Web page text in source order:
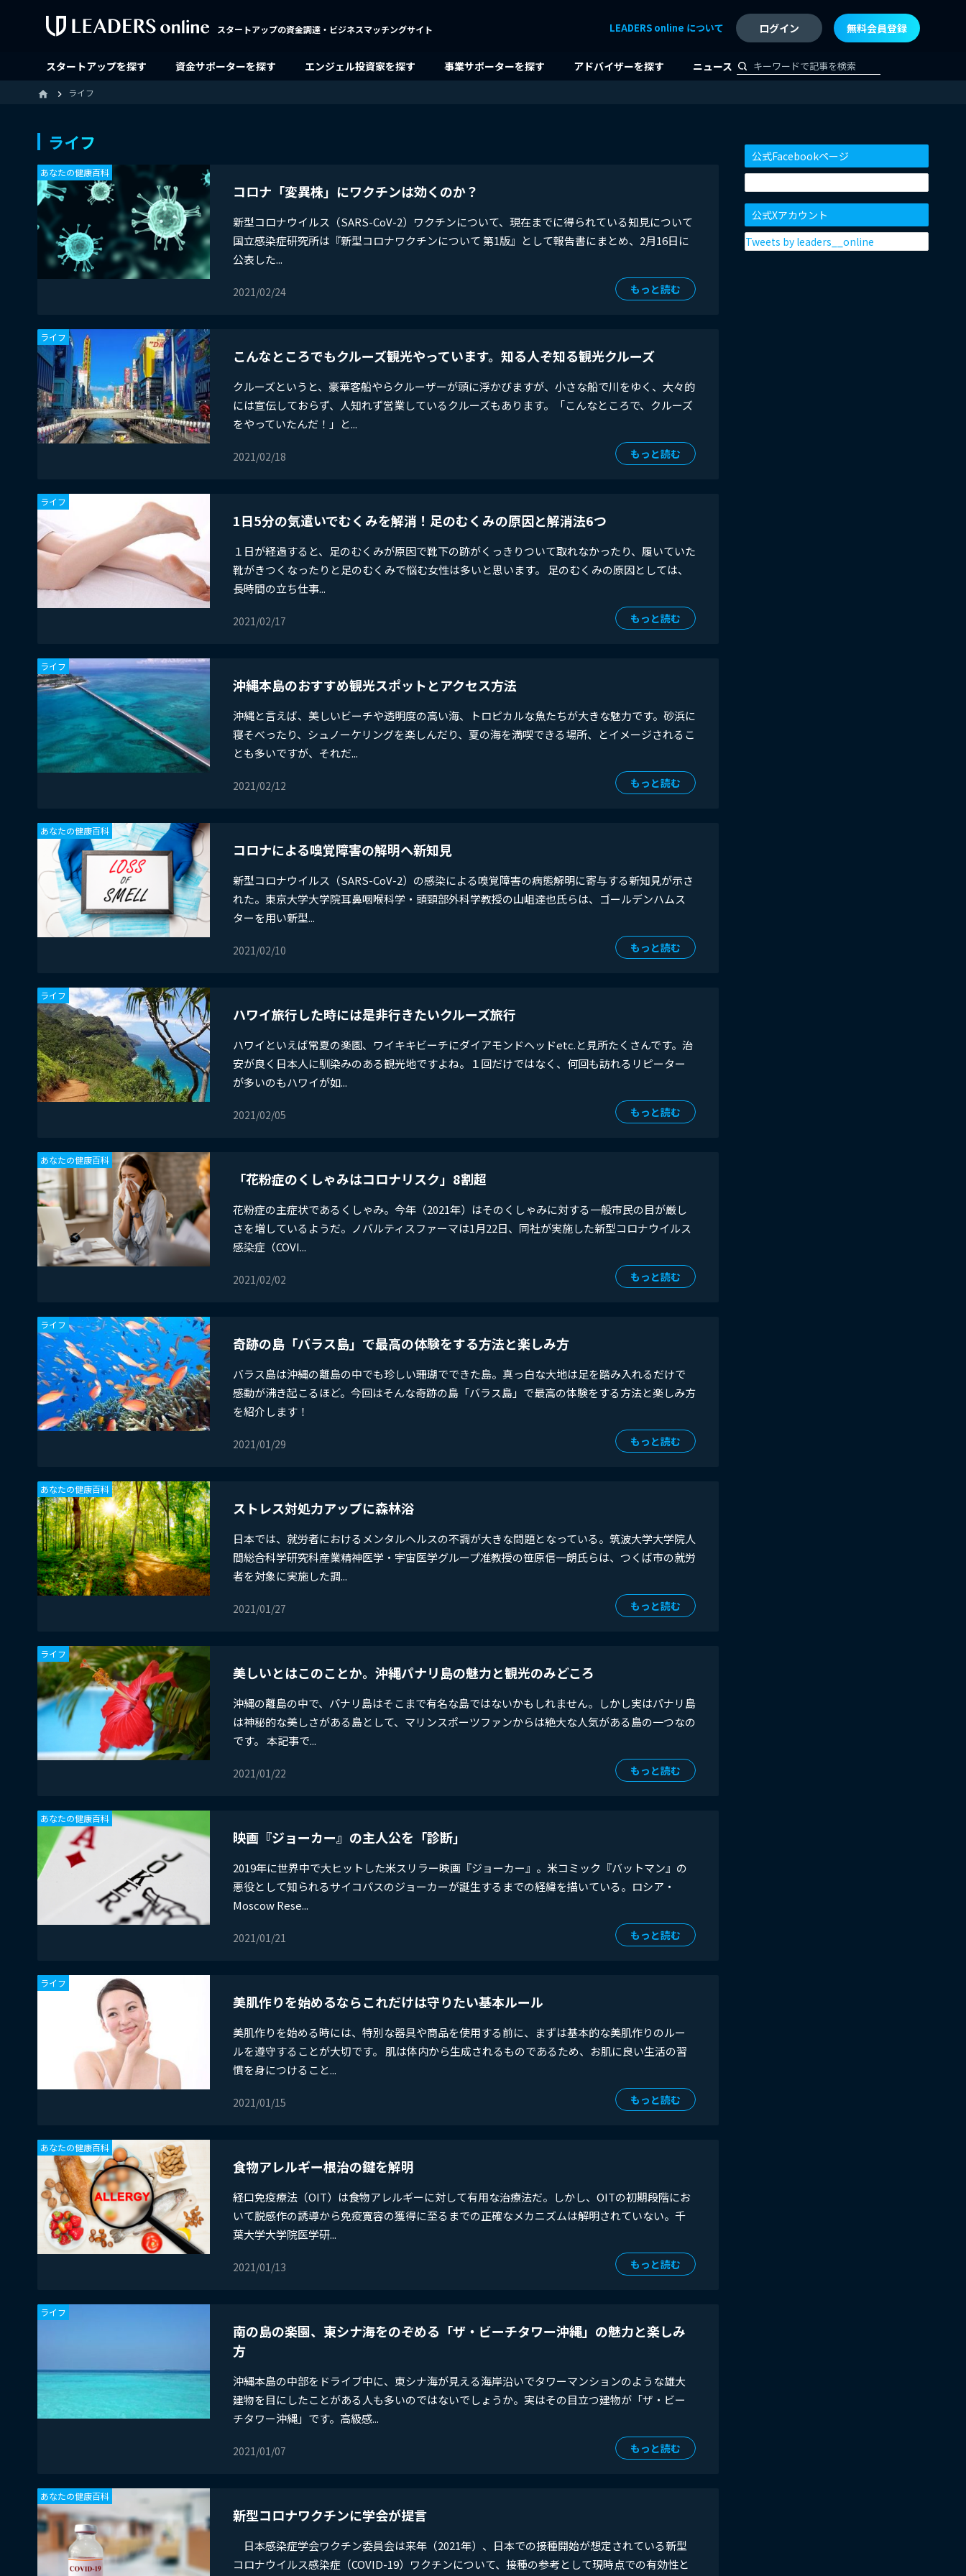
スタートアップの資金調達・ビジネスマッチングサイト ログイン 無料会員登録
スタートアップを探す 資金サポーターを探す エンジェル投資家を探す 事業サポーターを探す アドバイザーを探す ニュース
LEADERS online について
home ライフ
ライフ
コロナ「変異株」にワクチンは効くのか？
​新型コロナウイルス（SARS-CoV-2）ワクチンについて、現在までに得られている知見について
国立感染症研究所は『新型コロナワクチンについて 第1版』として報告書にまとめ、2月16日に
公表した...
2021/02/24 もっと読む
あなたの健康百科
こんなところでもクルーズ観光やっています。知る人ぞ知る観光クルーズ
クルーズというと、豪華客船やらクルーザーが頭に浮かびますが、小さな船で川をゆく、大々的
には宣伝しておらず、人知れず営業しているクルーズもあります。「こんなところで、クルーズ
をやっていたんだ！」と...
2021/02/18 もっと読む
ライフ
1日5分の気遣いでむくみを解消！足のむくみの原因と解消法6つ
１日が経過すると、足のむくみが原因で靴下の跡がくっきりついて取れなかったり、履いていた
靴がきつくなったりと足のむくみで悩む女性は多いと思います。 足のむくみの原因としては、
長時間の立ち仕事...
2021/02/17 もっと読む
ライフ
沖縄本島のおすすめ観光スポットとアクセス方法
沖縄と言えば、美しいビーチや透明度の高い海、トロピカルな魚たちが大きな魅力です。砂浜に
寝そべったり、シュノーケリングを楽しんだり、夏の海を満喫できる場所、とイメージされるこ
とも多いですが、それだ...
2021/02/12 もっと読む
ライフ
コロナによる嗅覚障害の解明へ新知見
​新型コロナウイルス（SARS-CoV-2）の感染による嗅覚障害の病態解明に寄与する新知見が示さ
れた。東京大学大学院耳鼻咽喉科学・頭頸部外科学教授の山岨達也氏らは、ゴールデンハムス
ターを用い新型...
2021/02/10 もっと読む
あなたの健康百科
ハワイ旅行した時には是非行きたいクルーズ旅行
ハワイといえば常夏の楽園、ワイキキビーチにダイアモンドヘッドetc.と見所たくさんです。治
安が良く日本人に馴染みのある観光地ですよね。１回だけではなく、何回も訪れるリピーター
が多いのもハワイが如...
2021/02/05 もっと読む
ライフ
「花粉症のくしゃみはコロナリスク」8割超
​花粉症の主症状であるくしゃみ。今年（2021年）はそのくしゃみに対する一般市民の目が厳し
さを増しているようだ。ノバルティスファーマは1月22日、同社が実施した新型コロナウイルス
感染症（COVI...
2021/02/02 もっと読む
あなたの健康百科
奇跡の島「バラス島」で最高の体験をする方法と楽しみ方
バラス島は沖縄の離島の中でも珍しい珊瑚でできた島。真っ白な大地は足を踏み入れるだけで
感動が沸き起こるほど。今回はそんな奇跡の島「バラス島」で最高の体験をする方法と楽しみ方
を紹介します！
2021/01/29 もっと読む
ライフ
ストレス対処力アップに森林浴
​日本では、就労者におけるメンタルヘルスの不調が大きな問題となっている。筑波大学大学院人
間総合科学研究科産業精神医学・宇宙医学グループ准教授の笹原信一朗氏らは、つくば市の就労
者を対象に実施した調...
2021/01/27 もっと読む
あなたの健康百科
美しいとはこのことか。沖縄パナリ島の魅力と観光のみどころ
沖縄の離島の中で、パナリ島はそこまで有名な島ではないかもしれません。しかし実はパナリ島
は神秘的な美しさがある島として、マリンスポーツファンからは絶大な人気がある島の一つなの
です。 本記事で...
2021/01/22 もっと読む
ライフ
映画『ジョーカー』の主人公を「診断」
​2019年に世界中で大ヒットした米スリラー映画『ジョーカー』。米コミック『バットマン』の
悪役として知られるサイコパスのジョーカーが誕生するまでの経緯を描いている。ロシア・
Moscow Rese...
2021/01/21 もっと読む
あなたの健康百科
美肌作りを始めるならこれだけは守りたい基本ルール
美肌作りを始める時には、特別な器具や商品を使用する前に、まずは基本的な美肌作りのルー
ルを遵守することが大切です。 肌は体内から生成されるものであるため、お肌に良い生活の習
慣を身につけること...
2021/01/15 もっと読む
ライフ
食物アレルギー根治の鍵を解明
​経口免疫療法（OIT）は食物アレルギーに対して有用な治療法だ。しかし、OITの初期段階にお
いて脱感作の誘導から免疫寛容の獲得に至るまでの正確なメカニズムは解明されていない。千
葉大学大学院医学研...
2021/01/13 もっと読む
あなたの健康百科
南の島の楽園、東シナ海をのぞめる「ザ・ビーチタワー沖縄」の魅力と楽しみ
方
沖縄本島の中部をドライブ中に、東シナ海が見える海岸沿いでタワーマンションのような雄大
建物を目にしたことがある人も多いのではないでしょうか。実はその目立つ建物が「ザ・ビー
チタワー沖縄」です。高級感...
2021/01/07 もっと読む
ライフ
新型コロナワクチンに学会が提言
日本感染症学会ワクチン委員会は来年（2021年）、日本での接種開始が想定されている新型
コロナウイルス感染症（COVID-19）ワクチンについて、接種の参考として現時点での有効性と
あなたの健康百科
公式Facebookページ
公式Xアカウント
Tweets by leaders__online